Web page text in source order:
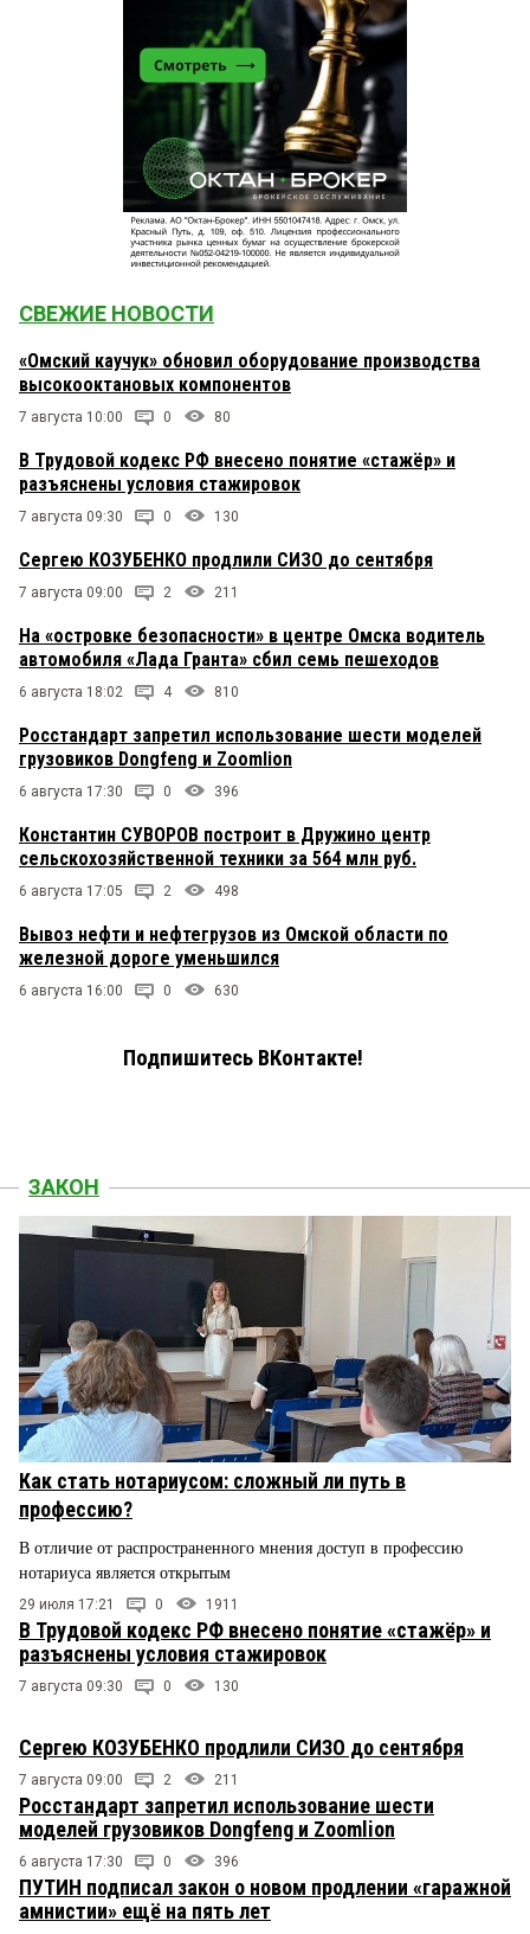
СВЕЖИЕ НОВОСТИ
«Омский каучук» обновил оборудование производства
высокооктановых компонентов
7 августа 10:00 0 80
В Трудовой кодекс РФ внесено понятие «стажёр» и
разъяснены условия стажировок
7 августа 09:30 0 130
Сергею КОЗУБЕНКО продлили СИЗО до сентября
7 августа 09:00 2 211
На «островке безопасности» в центре Омска водитель
автомобиля «Лада Гранта» сбил семь пешеходов
6 августа 18:02 4 810
Росстандарт запретил использование шести моделей
грузовиков Dongfeng и Zoomlion
6 августа 17:30 0 396
Константин СУВОРОВ построит в Дружино центр
сельскохозяйственной техники за 564 млн руб.
6 августа 17:05 2 498
Вывоз нефти и нефтегрузов из Омской области по
железной дороге уменьшился
6 августа 16:00 0 630
Подпишитесь ВКонтакте!
ЗАКОН
Как стать нотариусом: сложный ли путь в
профессию?
В отличие от распространенного мнения доступ в профессию
нотариуса является открытым
29 июля 17:21 0 1911
В Трудовой кодекс РФ внесено понятие «стажёр» и
разъяснены условия стажировок
7 августа 09:30 0 130
Сергею КОЗУБЕНКО продлили СИЗО до сентября
7 августа 09:00 2 211
Росстандарт запретил использование шести
моделей грузовиков Dongfeng и Zoomlion
6 августа 17:30 0 396
ПУТИН подписал закон о новом продлении «гаражной
амнистии» ещё на пять лет